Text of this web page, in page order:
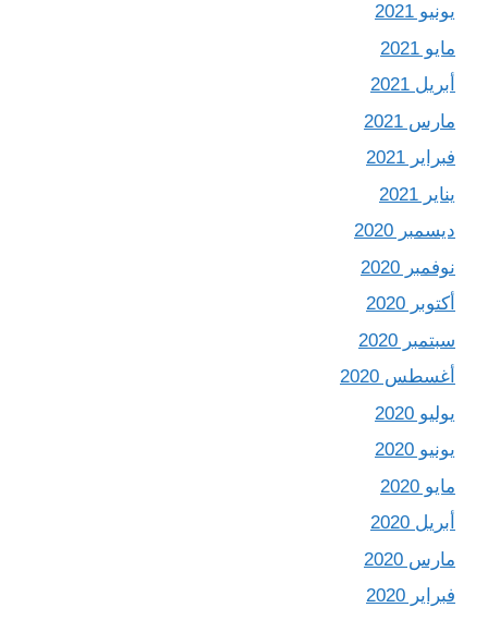
يونيو 2021
مايو 2021
أبريل 2021
مارس 2021
فبراير 2021
يناير 2021
ديسمبر 2020
نوفمبر 2020
أكتوبر 2020
سبتمبر 2020
أغسطس 2020
يوليو 2020
يونيو 2020
مايو 2020
أبريل 2020
مارس 2020
فبراير 2020